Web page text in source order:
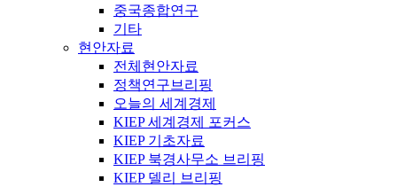
중국종합연구
기타
현안자료
전체현안자료
정책연구브리핑
오늘의 세계경제
KIEP 세계경제 포커스
KIEP 기초자료
KIEP 북경사무소 브리핑
KIEP 델리 브리핑